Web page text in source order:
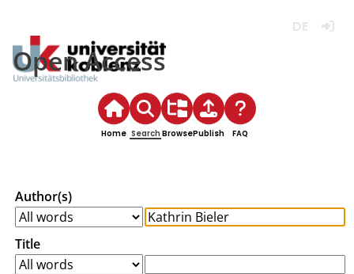
Open Access
Home Search BrowsePublish FAQ
Author(s)
Title